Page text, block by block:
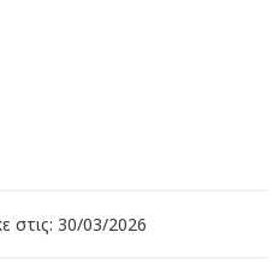
στις: 30/03/2026